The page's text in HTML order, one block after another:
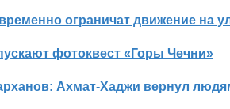
ограничат движение на
фотоквест «Горы Чечни»
Ахмат-Хаджи вернул